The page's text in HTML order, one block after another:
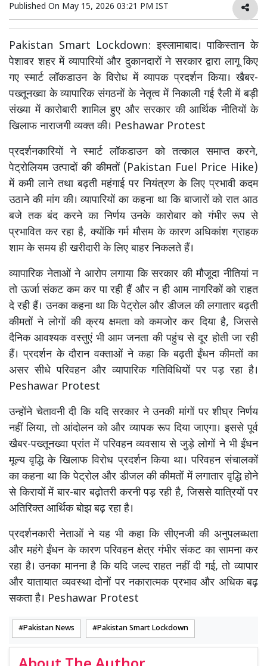
Published On May 15, 2026 03:21 PM IST
Pakistan Smart Lockdown: इस्लामाबाद। पाकिस्तान के
पेशावर शहर में व्यापारियों और दुकानदारों ने सरकार द्वारा लागू किए
गए स्मार्ट लॉकडाउन के विरोध में व्यापक प्रदर्शन किया। खैबर-
पख्तूनख्वा के व्यापारिक संगठनों के नेतृत्व में निकाली गई रैली में बड़ी
संख्या में कारोबारी शामिल हुए और सरकार की आर्थिक नीतियों के
खिलाफ नाराजगी व्यक्त की। Peshawar Protest
प्रदर्शनकारियों ने स्मार्ट लॉकडाउन को तत्काल समाप्त करने,
पेट्रोलियम उत्पादों की कीमतों (Pakistan Fuel Price Hike)
में कमी लाने तथा बढ़ती महंगाई पर नियंत्रण के लिए प्रभावी कदम
उठाने की मांग की। व्यापारियों का कहना था कि बाजारों को रात आठ
बजे तक बंद करने का निर्णय उनके कारोबार को गंभीर रूप से
प्रभावित कर रहा है, क्योंकि गर्म मौसम के कारण अधिकांश ग्राहक
शाम के समय ही खरीदारी के लिए बाहर निकलते हैं।
व्यापारिक नेताओं ने आरोप लगाया कि सरकार की मौजूदा नीतियां न
तो ऊर्जा संकट कम कर पा रही हैं और न ही आम नागरिकों को राहत
दे रही हैं। उनका कहना था कि पेट्रोल और डीजल की लगातार बढ़ती
कीमतों ने लोगों की क्रय क्षमता को कमजोर कर दिया है, जिससे
दैनिक आवश्यक वस्तुएं भी आम जनता की पहुंच से दूर होती जा रही
हैं। प्रदर्शन के दौरान वक्ताओं ने कहा कि बढ़ती ईंधन कीमतों का
असर सीधे परिवहन और व्यापारिक गतिविधियों पर पड़ रहा है।
Peshawar Protest
उन्होंने चेतावनी दी कि यदि सरकार ने उनकी मांगों पर शीघ्र निर्णय
नहीं लिया, तो आंदोलन को और व्यापक रूप दिया जाएगा। इससे पूर्व
खैबर-पख्तूनख्वा प्रांत में परिवहन व्यवसाय से जुड़े लोगों ने भी ईंधन
मूल्य वृद्धि के खिलाफ विरोध प्रदर्शन किया था। परिवहन संचालकों
का कहना था कि पेट्रोल और डीजल की कीमतों में लगातार वृद्धि होने
से किरायों में बार-बार बढ़ोतरी करनी पड़ रही है, जिससे यात्रियों पर
अतिरिक्त आर्थिक बोझ बढ़ रहा है।
प्रदर्शनकारी नेताओं ने यह भी कहा कि सीएनजी की अनुपलब्धता
और महंगे ईंधन के कारण परिवहन क्षेत्र गंभीर संकट का सामना कर
रहा है। उनका मानना है कि यदि जल्द राहत नहीं दी गई, तो व्यापार
और यातायात व्यवस्था दोनों पर नकारात्मक प्रभाव और अधिक बढ़
सकता है। Peshawar Protest
Pakistan News Pakistan Smart Lockdown